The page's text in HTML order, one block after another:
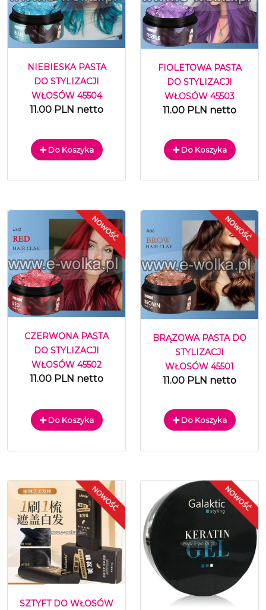
NIEBIESKA PASTA
DO STYLIZACJI
WŁOSÓW 45504
11.00 PLN netto
Do Koszyka
FIOLETOWA PASTA
DO STYLIZACJI
WŁOSÓW 45503
11.00 PLN netto
Do Koszyka
CZERWONA PASTA
DO STYLIZACJI
WŁOSÓW 45502
11.00 PLN netto
Do Koszyka
BRĄZOWA PASTA DO
STYLIZACJI
WŁOSÓW 45501
11.00 PLN netto
Do Koszyka
SZTYFT DO WŁOSÓW